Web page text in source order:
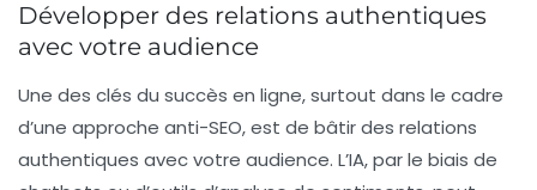
Développer des relations authentiques
avec votre audience
Une des clés du succès en ligne, surtout dans le cadre
d’une approche anti-SEO, est de bâtir des relations
authentiques avec votre audience. L’IA, par le biais de